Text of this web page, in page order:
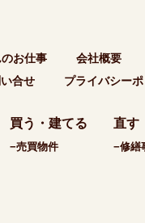
お仕事
会社概要
合せ プライバシー
買う・建てる
−売買物件
直す
−修繕